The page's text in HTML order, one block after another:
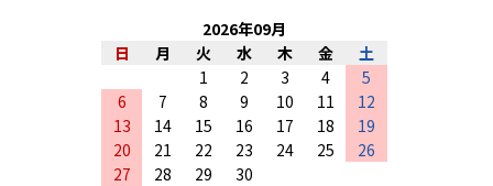
2026年09月
日
月 火 水 木 金
土
1
2 3 4
5
6
7 8 9 10 11
12
13
14 15 16 17 18
19
20
21 22 23 24 25
26
27
28 29
30